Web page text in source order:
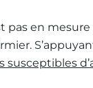
pas en